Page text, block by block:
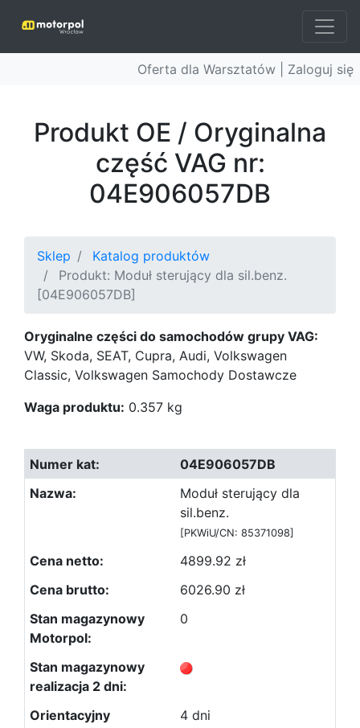
Oferta dla Warsztatów | Zaloguj się
Produkt OE / Oryginalna
część VAG nr:
04E906057DB
Sklep
Katalog produktów
Produkt: Moduł sterujący dla sil.benz.
[04E906057DB]
Oryginalne części do samochodów grupy VAG:
VW, Skoda, SEAT, Cupra, Audi, Volkswagen
Classic, Volkswagen Samochody Dostawcze
Waga produktu: 0.357 kg
04E906057DB
Moduł sterujący dla
sil.benz.
[PKWiU/CN: 85371098]
4899.92 zł
6026.90 zł
0
4 dni